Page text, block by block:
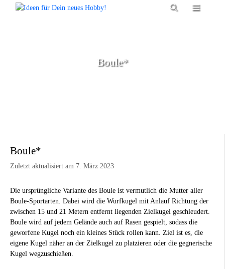
Menü
Boule*
Boule*
Zuletzt aktualisiert am 7. März 2023
Die ursprüngliche Variante des Boule ist vermutlich die Mutter aller
Boule-Sportarten. Dabei wird die Wurfkugel mit Anlauf Richtung der
zwischen 15 und 21 Metern entfernt liegenden Zielkugel geschleudert.
Boule wird auf jedem Gelände auch auf Rasen gespielt, sodass die
geworfene Kugel noch ein kleines Stück rollen kann. Ziel ist es, die
eigene Kugel näher an der Zielkugel zu platzieren oder die gegnerische
Kugel wegzuschießen.